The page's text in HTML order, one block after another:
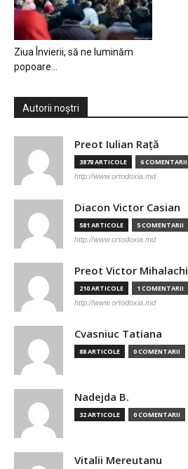
Ziua Învierii, să ne luminăm
popoare…
Autorii noștri
Preot Iulian Raţă
3878 ARTICOLE 6 COMENTARII
http://www.ortodoxia.md
Diacon Victor Casian
581 ARTICOLE 5 COMENTARII
http://www.ortodoxia.md
Preot Victor Mihalachi
210 ARTICOLE 1 COMENTARII
http://www.ortodoxia.md
Cvasniuc Tatiana
88 ARTICOLE 0 COMENTARII
Nadejda B.
32 ARTICOLE 0 COMENTARII
Vitalii Mereutanu